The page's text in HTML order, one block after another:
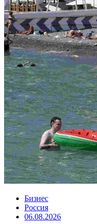
Бизнес
Россия
06.08.2026